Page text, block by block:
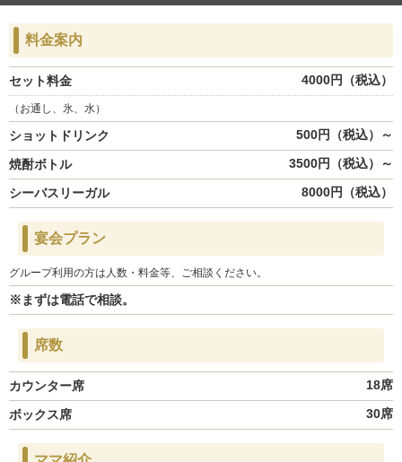
料金案内
セット料金 4000円（税込）
（お通し、氷、水）
ショットドリンク 500円（税込）～
焼酎ボトル 3500円（税込）～
シーバスリーガル 8000円（税込）
宴会プラン
グループ利用の方は人数・料金等、ご相談ください。
※まずは電話で相談。
席数
カウンター席 18席
ボックス席 30席